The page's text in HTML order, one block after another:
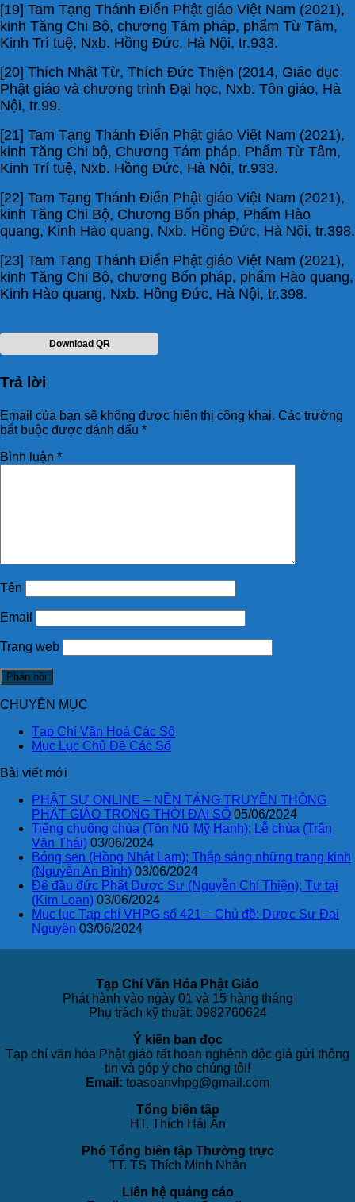
[19] Tam Tạng Thánh Điển Phật giáo Việt Nam (2021),
kinh Tăng Chi Bộ, chương Tám pháp, phẩm Từ Tâm,
Kinh Trí tuệ, Nxb. Hồng Đức, Hà Nội, tr.933.
[20] Thích Nhật Từ, Thích Đức Thiện (2014, Giáo dục
Phật giáo và chương trình Đại học, Nxb. Tôn giáo, Hà
Nội, tr.99.
[21] Tam Tạng Thánh Điển Phật giáo Việt Nam (2021),
kinh Tăng Chi bộ, Chương Tám pháp, Phẩm Từ Tâm,
Kinh Trí tuệ, Nxb. Hồng Đức, Hà Nội, tr.933.
[22] Tam Tạng Thánh Điển Phật giáo Việt Nam (2021),
kinh Tăng Chi Bộ, Chương Bốn pháp, Phẩm Hào
quang, Kinh Hào quang, Nxb. Hồng Đức, Hà Nội, tr.398.
[23] Tam Tạng Thánh Điển Phật giáo Việt Nam (2021),
kinh Tăng Chi Bộ, chương Bốn pháp, phẩm Hào quang,
Kinh Hào quang, Nxb. Hồng Đức, Hà Nội, tr.398.
Download QR
Trả lời
Email của bạn sẽ không được hiển thị công khai. Các trường
bắt buộc được đánh dấu *
Bình luận *
Tên
Email
Trang web
CHUYÊN MỤC
Tạp Chí Văn Hoá Các Số
Mục Lục Chủ Đề Các Số
Bài viết mới
PHẬT SỰ ONLINE – NỀN TẢNG TRUYỀN THÔNG
PHẬT GIÁO TRONG THỜI ĐẠI SỐ 05/06/2024
Tiếng chuông chùa (Tôn Nữ Mỹ Hạnh); Lễ chùa (Trần
Văn Thái) 03/06/2024
Bóng sen (Hồng Nhật Lam); Thắp sáng những trang kinh
(Nguyễn An Bình) 03/06/2024
Đê đầu đức Phật Dược Sư (Nguyễn Chí Thiện); Tự tại
(Kim Loan) 03/06/2024
Mục lục Tạp chí VHPG số 421 – Chủ đề: Dược Sư Đại
Nguyện 03/06/2024
Tạp Chí Văn Hóa Phật Giáo
Phát hành vào ngày 01 và 15 hàng tháng
Phụ trách kỹ thuật: 0982760624
Ý kiến bạn đọc
Tạp chí văn hóa Phật giáo rất hoan nghênh độc giả gửi thông
tin và góp ý cho chúng tôi!
Email: toasoanvhpg@gmail.com
Tổng biên tập
HT. Thích Hải Ấn
Phó Tổng biên tập Thường trực
TT. TS Thích Minh Nhẫn
Liên hệ quảng cáo